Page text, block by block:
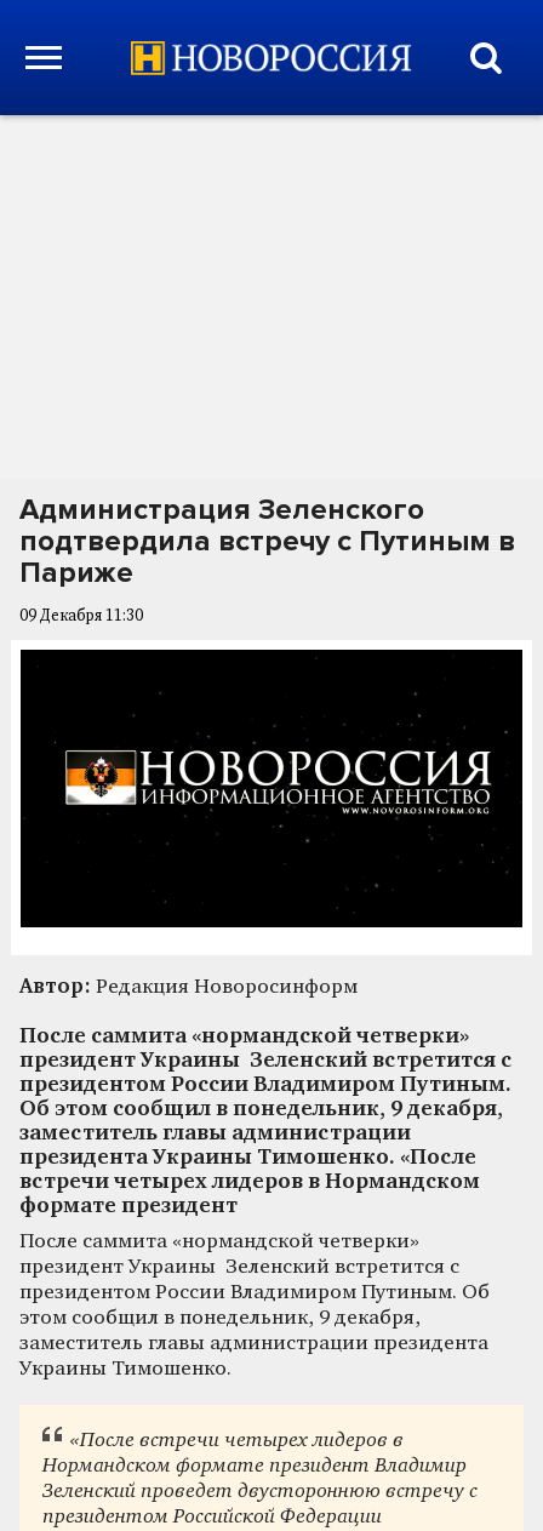
Администрация Зеленского
подтвердила встречу с Путиным в
Париже
09 Декабря 11:30
Автор: Редакция Новоросинформ
После саммита «нормандской четверки»
президент Украины Зеленский встретится с
президентом России Владимиром Путиным.
Об этом сообщил в понедельник, 9 декабря,
заместитель главы администрации
президента Украины Тимошенко. «После
встречи четырех лидеров в Нормандском
формате президент
После саммита «нормандской четверки»
президент Украины Зеленский встретится с
президентом России Владимиром Путиным. Об
этом сообщил в понедельник, 9 декабря,
заместитель главы администрации президента
Украины Тимошенко.
«После встречи четырех лидеров в
Нормандском формате президент Владимир
Зеленский проведет двустороннюю встречу с
президентом Российской Федерации